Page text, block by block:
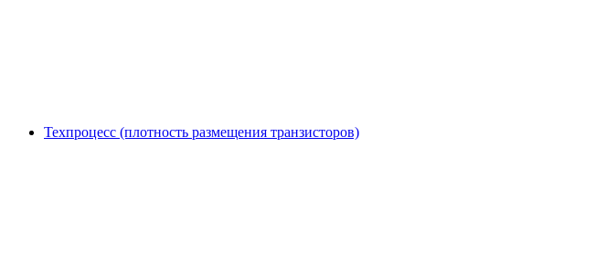
Техпроцесс (плотность размещения транзисторов)